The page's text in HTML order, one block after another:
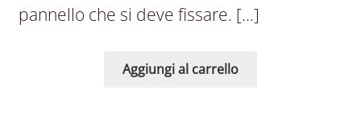
pannello che si deve fissare. […]
Aggiungi al carrello